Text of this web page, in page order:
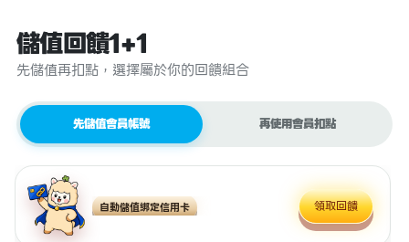
儲值回饋1+1
先儲值再扣點，選擇屬於你的回饋組合
先儲值會員帳號 再使用會員扣點
自動儲值綁定信用卡 領取回饋